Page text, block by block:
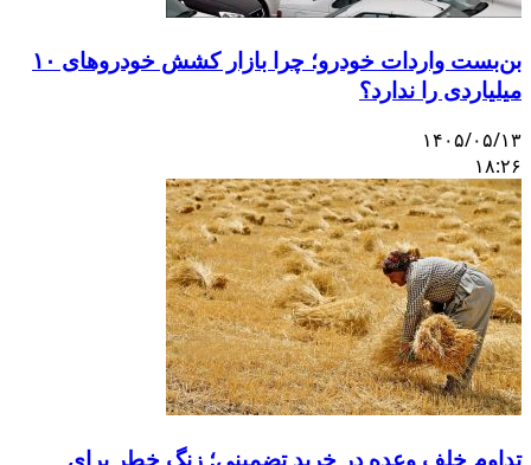
بن‌بست واردات خودرو؛ چرا بازار کشش خودروهای ۱۰
میلیاردی را ندارد؟
۱۴۰۵/۰۵/۱۳
۱۸:۲۶
تداوم خلف وعده در خرید تضمینی؛ زنگ خطر برای